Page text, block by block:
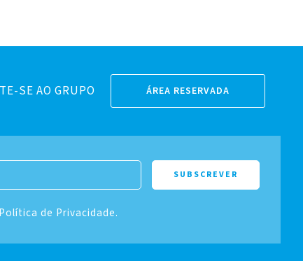
SE AO GRUPO ÁREA RESERVADA
de Privacidade.